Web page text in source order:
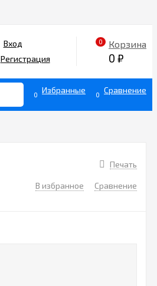
Вход
Регистрация
0 Корзина
0 ₽
0 Избранные 0 Сравнение
Печать
В избранное Сравнение